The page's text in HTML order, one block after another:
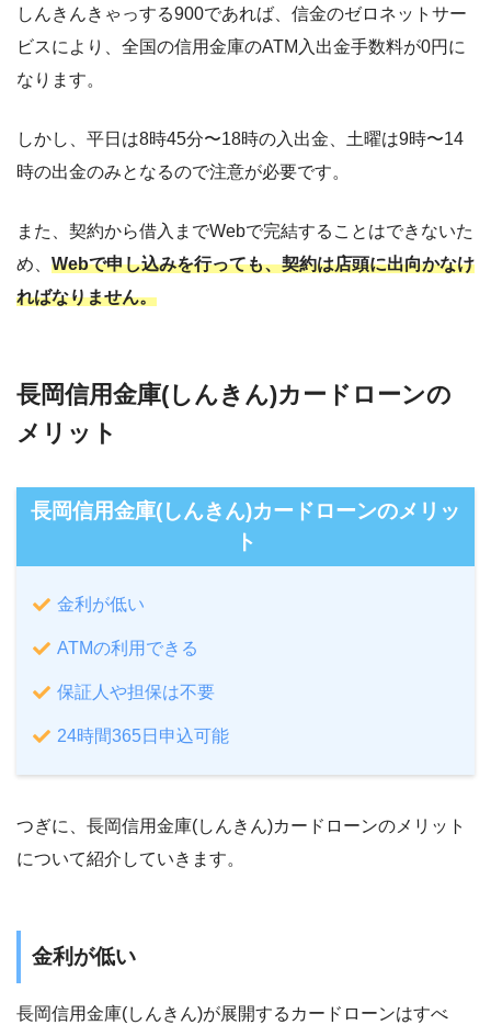
しんきんきゃっする900であれば、信金のゼロネットサー
ビスにより、全国の信用金庫のATM入出金手数料が0円に
なります。
しかし、平日は8時45分〜18時の入出金、土曜は9時〜14
時の出金のみとなるので注意が必要です。
また、契約から借入までWebで完結することはできないた
め、 Webで申し込みを行っても、契約は店頭に出向かなけ
ればなりません。
長岡信用金庫(しんきん)カードローンの
メリット
長岡信用金庫(しんきん)カードローンのメリッ
ト
金利が低い
ATMの利用できる
保証人や担保は不要
24時間365日申込可能
つぎに、長岡信用金庫(しんきん)カードローンのメリット
について紹介していきます。
金利が低い
長岡信用金庫(しんきん)が展開するカードローンはすべ